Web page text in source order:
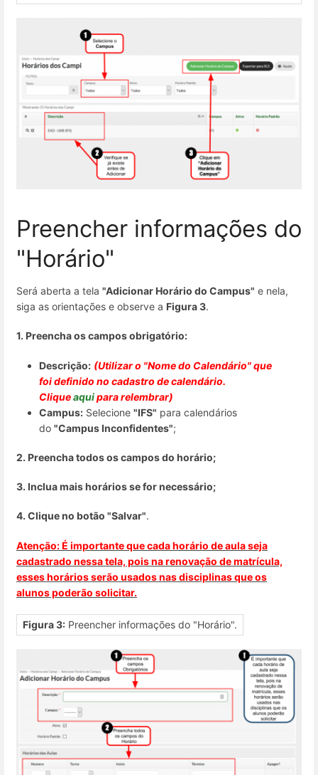
Preencher informações do
"Horário"
Será aberta a tela "Adicionar Horário do Campus" e nela,
siga as orientações e observe a Figura 3.
1. Preencha os campos obrigatório:
Descrição: (Utilizar o "Nome do Calendário" que
foi definido no cadastro de calendário.
Cliqueaquipara relembrar)
Campus: Selecione "IFS" para calendários
do "Campus Inconfidentes";
2. Preencha todos os campos do horário;
3. Inclua mais horários se for necessário;
4. Clique no botão "Salvar".
Atenção: É importante que cada horário de aula seja
cadastrado nessa tela, pois na renovação de matrícula,
esses horários serão usados nas disciplinas que os
alunos poderão solicitar.
Figura 3: Preencher informações do "Horário".